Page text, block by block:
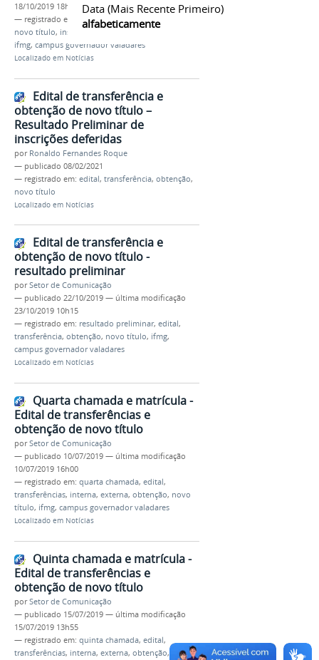
Data (mais Recente Primeiro)
alfabeticamente
18/10/2019 18h14
— registrado em:
edital , transferência ,
novo título, inscrições deferidas
ifmg, campus governador valadares
Localizado em Notícias
Edital de transferência e
obtenção de novo título –
Resultado Preliminar de
inscrições deferidas
por Ronaldo Fernandes Roque
— publicado 08/02/2021
— registrado em: edital, transferência, obtenção,
novo título
Localizado em Notícias
Edital de transferência e
obtenção de novo título -
resultado preliminar
porSetor de Comunicação
— publicado 22/10/2019 — última modificação
23/10/2019 10h15
— registrado em: resultado preliminar, edital,
transferência, obtenção, novo título, ifmg,
campus governador valadares
Localizado em Notícias
Quarta chamada e matrícula -
Edital de transferências e
obtenção de novo título
porSetor de Comunicação
— publicado 10/07/2019 — última modificação
10/07/2019 16h00
— registrado em: quarta chamada, edital,
transferências, interna, externa, obtenção, novo
título, ifmg, campus governador valadares
Localizado em Notícias
Quinta chamada e matrícula -
Edital de transferências e
obtenção de novo título
porSetor de Comunicação
— publicado 15/07/2019 — última modificação
15/07/2019 13h55
— registrado em: quinta chamada, edital,
transferências, interna, externa, obtenção,
novo